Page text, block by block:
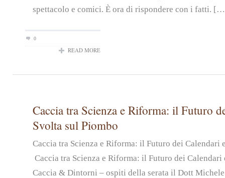
spettacolo e comici. È ora di rispondere con i fatti.
0
READ MORE
Caccia tra Scienza e Riforma: il Futuro
Svolta sul Piombo
Caccia tra Scienza e Riforma: il Futuro dei
Caccia tra Scienza e Riforma: il Futuro dei Calendari
Caccia & Dintorni – ospiti della serata il Dott